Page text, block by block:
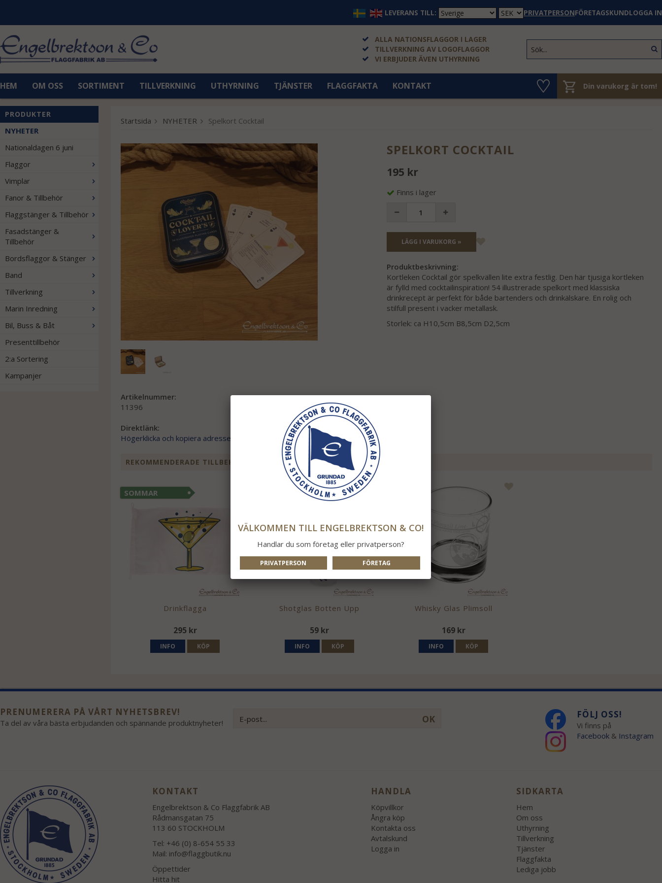
LEVERANS TILL: PRIVATPERSONFÖRETAGSKUNDLOGGA IN
ALLA NATIONSFLAGGOR I LAGER
TILLVERKNING AV LOGOFLAGGOR
VI ERBJUDER ÄVEN UTHYRNING
HEM OM OSS SORTIMENT TILLVERKNING UTHYRNING TJÄNSTER FLAGGFAKTA KONTAKT Din varukorg är tom!
PRODUKTER
NYHETER
Nationaldagen 6 juni
Flaggor
Vimplar
Fanor & Tillbehör
Flaggstänger & Tillbehör
Fasadstänger &
Tillbehör
Bordsflaggor & Stänger
Band
Tillverkning
Marin Inredning
Bil, Buss & Båt
Presenttillbehör
2:a Sortering
Kampanjer
Startsida NYHETER Spelkort Cocktail
SPELKORT COCKTAIL
195 kr
Finns i lager
LÄGG I VARUKORG »
Produktbeskrivning:
Kortleken Cocktail gör spelkvällen lite extra festlig. Den här tjusiga kortleken
är fylld med cocktailinspiration! 54 illustrerade spelkort med klassiska
drinkrecept är perfekt för både bartenders och drinkälskare. En rolig och
stilfull present i vacker metallask.
Storlek: ca H10,5cm B8,5cm D2,5cm
Artikelnummer:
11396
Direktlänk:
Högerklicka och kopiera adressen
REKOMMENDERADE TILLBEHÖR TILL DENNA PRODUKT
SOMMAR
Drinkflagga
295 kr
INFO KÖP
Shotglas Botten Upp
59 kr
INFO KÖP
Whisky Glas Plimsoll
169 kr
INFO KÖP
PRENUMERERA PÅ VÅRT NYHETSBREV!
Ta del av våra bästa erbjudanden och spännande produktnyheter! OK FÖLJ OSS!
Vi finns på
Facebook & Instagram
KONTAKT
Engelbrektson & Co Flaggfabrik AB
Rådmansgatan 75
113 60 STOCKHOLM
Tel: +46 (0) 8-654 55 33
Mail: info@flaggbutik.nu
Öppettider
Hitta hit
HANDLA
Köpvillkor
Ångra köp
Kontakta oss
Avtalskund
Logga in
SIDKARTA
Hem
Om oss
Uthyrning
Tillverkning
Tjänster
Flaggfakta
Lediga jobb
VÄLKOMMEN TILL ENGELBREKTSON & CO!
Handlar du som företag eller privatperson?
PRIVATPERSON FÖRETAG